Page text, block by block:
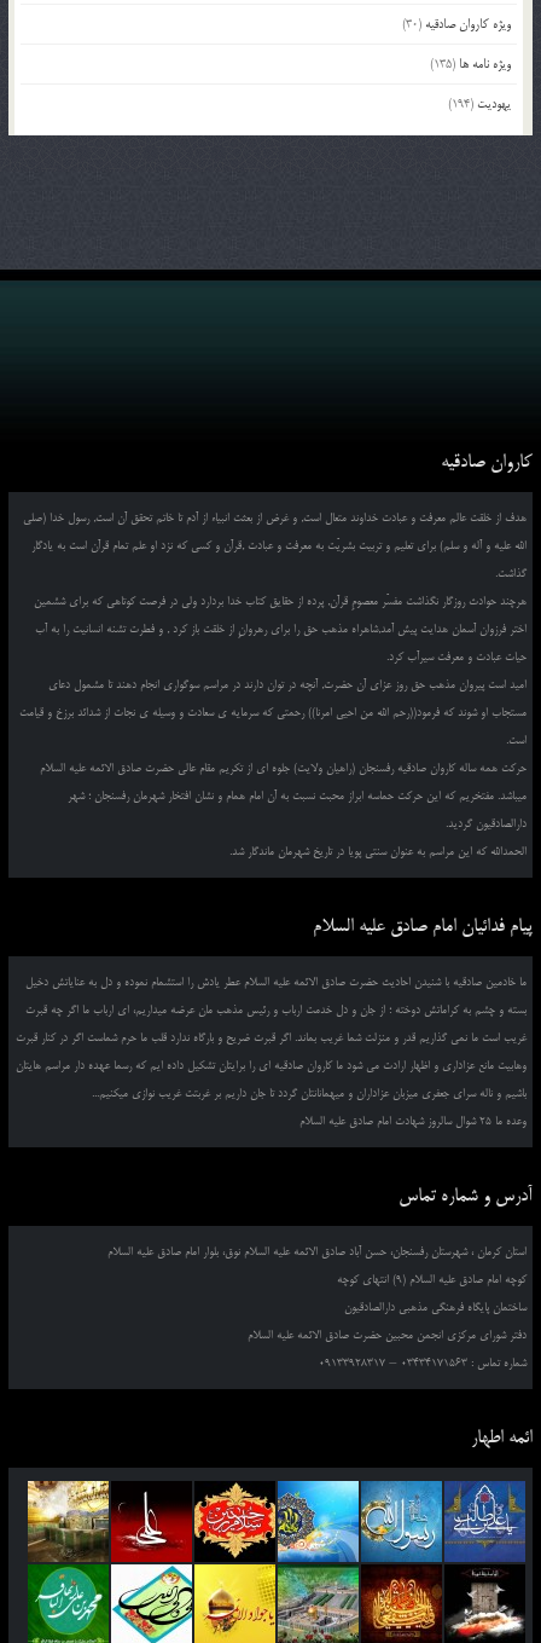
ویژه کاروان صادقیه (30)
ویژه نامه ها (135)
یهودیت (194)
کاروان صادقیه
هدف از خلقت عالم معرفت و عبادت خداوند متعال است, و غرض از بعثت انبیاء از آدم تا خاتم تحقق آن است, رسول خدا (صلی
الله علیه و آله و سلم) برای تعلیم و تربیت بشریّت به معرفت و عبادت ,قرآن و کسی که نزد او علم تمام قرآن است به یادگار
گذاشت.
هرچند حوادث روزگار نگذاشت مفسّر معصومِ قرآن, پرده از حقایق کتاب خدا بردارد ولی در فرصت کوتاهی که برای ششمین
اختر فرزوان آسمان هدایت پیش آمد,شاهراه مذهب حق را برای رهروانِ از خلقت باز کرد , و فطرت تشنه انسانیت را به آب
حیات عبادت و معرفت سیرآب کرد.
امید است پیروان مذهب حق روز عزای آن حضرت, آنچه در توان دارند در مراسم سوگواری انجام دهند تا مشمول دعای
مستجاب او شوند که فرمود((رحم الله من احیی امرنا)) رحمتی که سرمایه ی سعادت و وسیله ی نجات از شدائد برزخ و قیامت
است.
حرکت همه ساله کاروان صادقیه رفسنجان (راهیان ولایت) جلوه ای از تکریم مقام عالی حضرت صادق الائمه علیه السلام
میباشد. مفتخریم که این حرکت حماسه ابراز محبت نسبت به آن امام همام و نشان افتخار شهرمان رفسنجان ؛ شهر
دارالصادقیون گردید.
الحمدالله که این مراسم به عنوان سنتی پویا در تاریخ شهرمان ماندگار شد.
پیام فدائیان امام صادق علیه السلام
ما خادمین صادقیه با شنیدن احادیث حضرت صادق الائمه علیه السلام عطر یادش را استشمام نموده و دل به عنایاتش دخیل
بسته و چشم به کراماتش دوخته ؛ از جان و دل خدمت ارباب و رئیس مذهب مان عرضه میداریم، ای ارباب ما اگر چه قبرت
غریب است ما نمی گذاریم قدر و منزلت شما غریب بماند. اگر قبرت ضریح و بارگاه ندارد قلب ما حرم شماست اگر در کنار قبرت
وهابیت مانع عزاداری و اظهار ارادت می شود ما کاروان صادقیه ای را برایتان تشکیل داده ایم که رسما عهده دار مراسم هایتان
باشیم و ناله سرای جعفری میزبان عزاداران و میهمانانتان گردد تا جان داریم بر غربتت غریب نوازی میکنیم...
وعده ما 25 شوال سالروز شهادت امام صادق علیه السلام
آدرس و شماره تماس
استان کرمان ، شهرستان رفسنجان، حسن آباد صادق الائمه علیه السلام نوق، بلوار امام صادق علیه السلام
کوچه امام صادق علیه السلام (9) انتهای کوچه
ساختمان پایگاه فرهنگی مذهبی دارالصادقیون
دفتر شورای مرکزی انجمن محبین حضرت صادق الائمه علیه السلام
شماره تماس : 03434171563 – 09133928317
ائمه اطهار